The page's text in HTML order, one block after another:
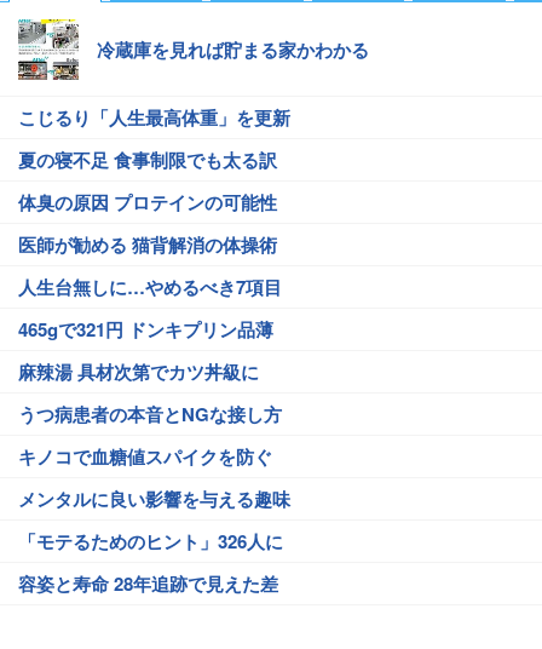
冷蔵庫を見れば貯まる家かわかる
こじるり「人生最高体重」を更新
夏の寝不足 食事制限でも太る訳
体臭の原因 プロテインの可能性
医師が勧める 猫背解消の体操術
人生台無しに…やめるべき7項目
465gで321円 ドンキプリン品薄
麻辣湯 具材次第でカツ丼級に
うつ病患者の本音とNGな接し方
キノコで血糖値スパイクを防ぐ
メンタルに良い影響を与える趣味
「モテるためのヒント」326人に
容姿と寿命 28年追跡で見えた差